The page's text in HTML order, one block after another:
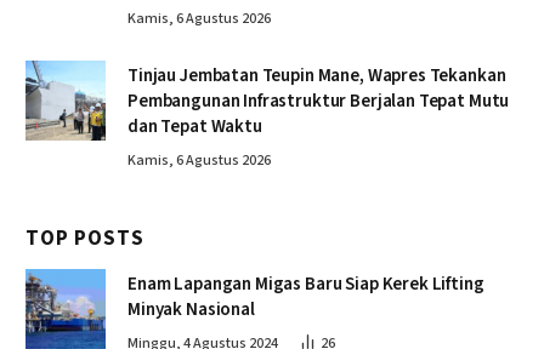
Kamis, 6 Agustus 2026
Tinjau Jembatan Teupin Mane, Wapres Tekankan
Pembangunan Infrastruktur Berjalan Tepat Mutu
dan Tepat Waktu
Kamis, 6 Agustus 2026
TOP POSTS
Enam Lapangan Migas Baru Siap Kerek Lifting
Minyak Nasional
Minggu, 4 Agustus 2024 26